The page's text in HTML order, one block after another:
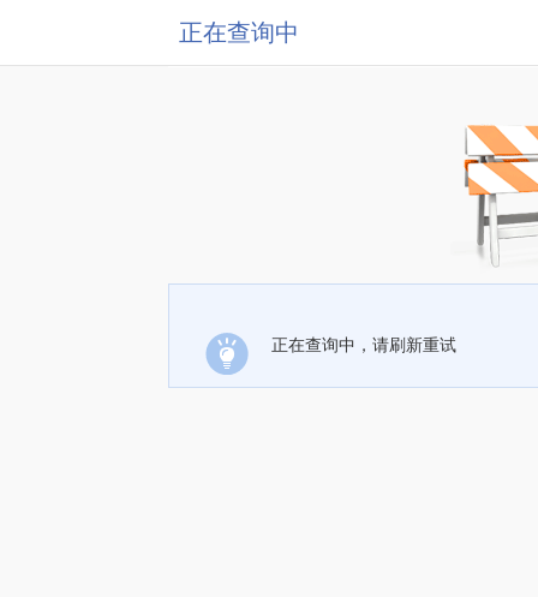
正在查询中
正在查询中，请刷新重试